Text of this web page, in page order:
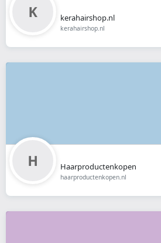
kerahairshop.nl
kerahairshop.nl
Haarproductenkopen
haarproductenkopen.nl